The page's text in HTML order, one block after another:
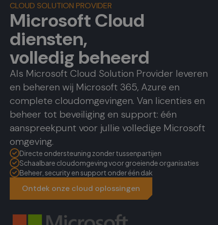
CLOUD SOLUTION PROVIDER
Microsoft Cloud
diensten,
volledig beheerd
Als Microsoft Cloud Solution Provider leveren
en beheren wij Microsoft 365, Azure en
complete cloudomgevingen. Van licenties en
beheer tot beveiliging en support: één
aanspreekpunt voor jullie volledige Microsoft
omgeving.
Directe ondersteuning zonder tussenpartijen
Schaalbare cloudomgeving voor groeiende organisaties
Beheer, security en support onder één dak
Ontdek onze cloud oplossingen